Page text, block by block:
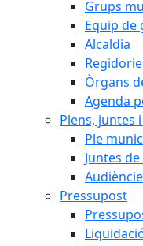
Grups
Equip de
Alcaldia
Òrgans
Agenda
Plens, juntes
Ple
Juntes
Pressupost